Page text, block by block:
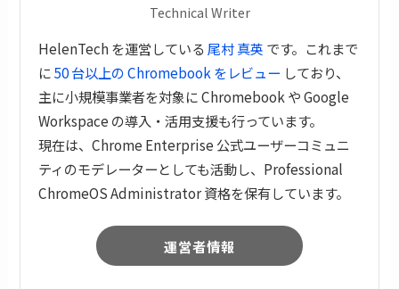
Technical Writer
HelenTech を運営している 尾村 真英 です。これまで
に50 台以上の Chromebook をレビュー しており、
主に小規模事業者を対象に Chromebook や Google
Workspace の導入・活用支援も行っています。
現在は、Chrome Enterprise 公式ユーザーコミュニ
ティのモデレーターとしても活動し、Professional
ChromeOS Administrator 資格を保有しています。
運営者情報